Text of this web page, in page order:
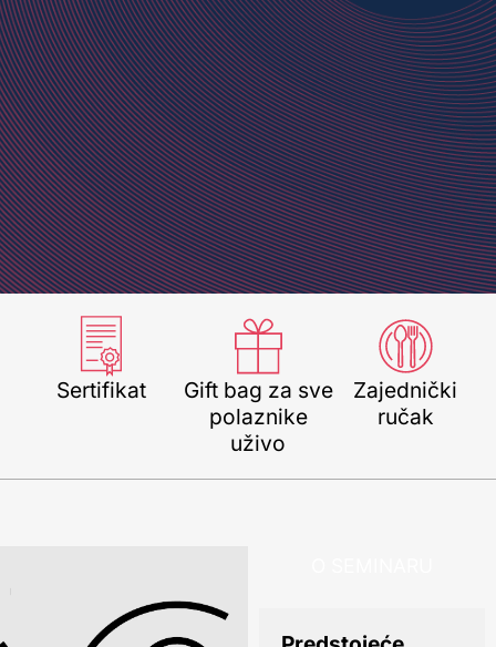
Sertifikat
Gift bag za sve
polaznike
uživo
Zajednički
ručak